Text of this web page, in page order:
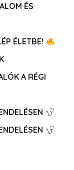
ÉS
ÉLETBE!
A RÉGI